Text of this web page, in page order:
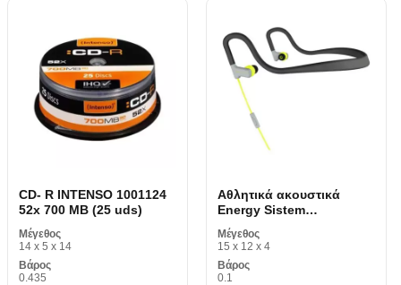
CD- R INTENSO 1001124
52x 700 MB (25 uds)
Μέγεθος
14 x 5 x 14
Βάρος
0.435
Αθλητικά ακουστικά
Energy Sistem
MAUAMI0597 Κίτρινο
Μέγεθος
15 x 12 x 4
Βάρος
0.1